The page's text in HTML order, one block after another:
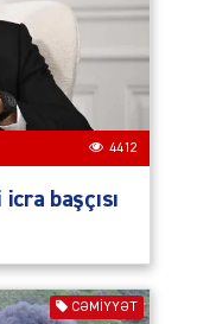
4412
başçısı
CƏMIYYƏT